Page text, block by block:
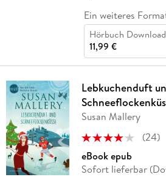
Ein weiteres
Hörbuch Download
11,99 €
Lebkuchenduft
Susan Mallery
(24)
eBook epub
Sofort lieferbar